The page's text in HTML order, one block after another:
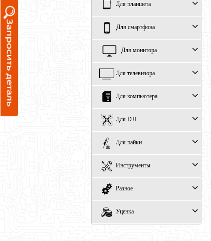
Для планшета
Для смартфона
Для монитора
Для телевизора
Для компьютера
Для DJI
Для пайки
Инструменты
Разное
Уценка